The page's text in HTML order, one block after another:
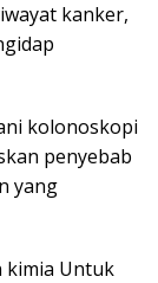
kanker,
kolonoskopi
penyebab
yang
kimia Untuk